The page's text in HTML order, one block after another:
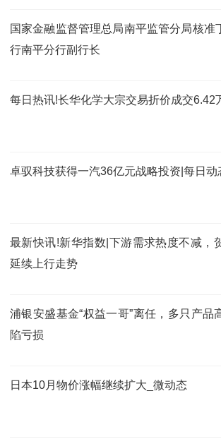
国家金融监督管理总局南平监管分局核准
行南平分行副行长
每日热讯!长华化学大宗交易折价成交6.42
卓驭科技获得一汽36亿元战略投资|每日动
最新快讯!新华指数|下游需求热度不减，
延续上行走势
浦银安盛基金“权益一哥”离任，多只产品
陷亏损
日本10月物价涨幅继续扩大_微动态